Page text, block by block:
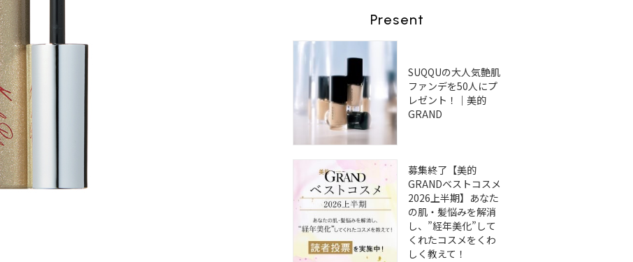
Present
SUQQUの大人気艶肌
ファンデを50人にプ
レゼント！｜美的
GRAND
募集終了【美的
GRANDベストコスメ
2026上半期】あなた
の肌・髪悩みを解消
し、”経年美化”して
くれたコスメをくわ
しく教えて！